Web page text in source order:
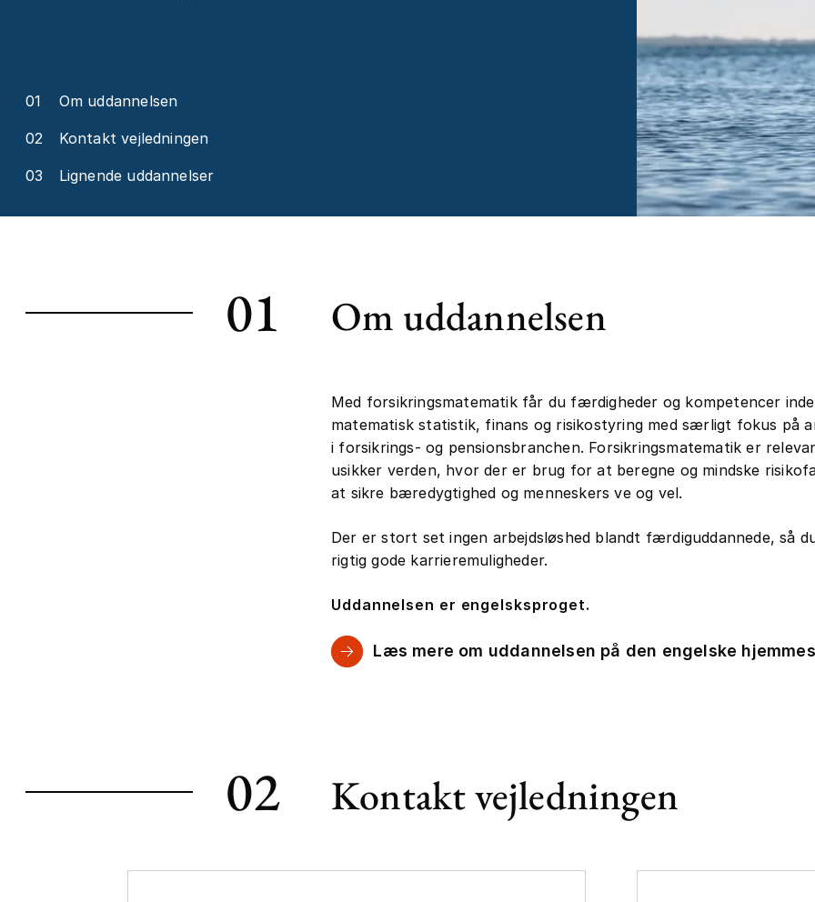
01 Om uddannelsen
02 Kontakt vejledningen
03 Lignende uddannelser
01 Om uddannelsen
Med forsikringsmatematik får du færdigheder og kompetencer
matematisk statistik, finans og risikostyring med særligt fokus på
i forsikrings- og pensionsbranchen. Forsikringsmatematik er
usikker verden, hvor der er brug for at beregne og mindske
at sikre bæredygtighed og menneskers ve og vel.
Der er stort set ingen arbejdsløshed blandt færdiguddannede, så
rigtig gode karrieremuligheder.
Uddannelsen er engelsksproget.
Læs mere om uddannelsen på den engelske
02 Kontakt vejledningen